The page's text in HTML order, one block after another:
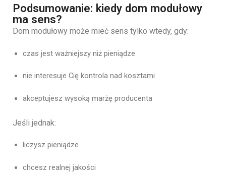
Podsumowanie: kiedy dom modułowy
ma sens?
Dom modułowy może mieć sens tylko wtedy, gdy:
czas jest ważniejszy niż pieniądze
nie interesuje Cię kontrola nad kosztami
akceptujesz wysoką marżę producenta
Jeśli jednak:
liczysz pieniądze
chcesz realnej jakości